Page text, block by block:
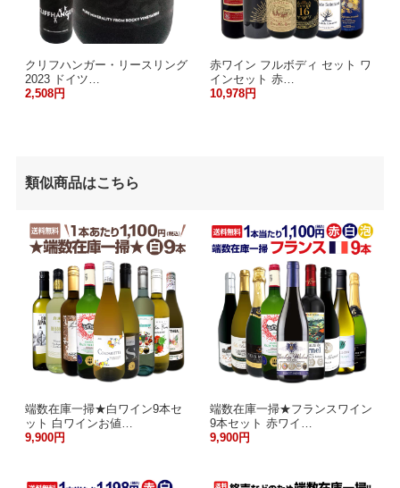
クリフハンガー・リースリング
2023 ドイツ…
2,508円
赤ワイン フルボディ セット ワ
インセット 赤…
10,978円
類似商品はこちら
端数在庫一掃★白ワイン9本セ
ット 白ワインお値…
9,900円
端数在庫一掃★フランスワイン
9本セット 赤ワイ…
9,900円